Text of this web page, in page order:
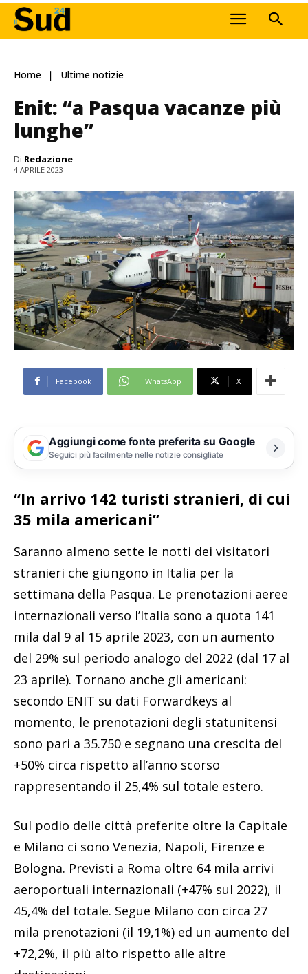
Home Ultime notizie
Enit: “a Pasqua vacanze più
lunghe”
Di Redazione
4 APRILE 2023
Facebook WhatsApp X
Aggiungi come fonte preferita su Google
Seguici più facilmente nelle notizie consigliate
“In arrivo 142 turisti stranieri, di cui
35 mila americani”
Saranno almeno sette le notti dei visitatori
stranieri che giungono in Italia per la
settimana della Pasqua. Le prenotazioni aeree
internazionali verso l’Italia sono a quota 141
mila dal 9 al 15 aprile 2023, con un aumento
del 29% sul periodo analogo del 2022 (dal 17 al
23 aprile). Tornano anche gli americani:
secondo ENIT su dati Forwardkeys al
momento, le prenotazioni degli statunitensi
sono pari a 35.750 e segnano una crescita del
+50% circa rispetto all’anno scorso
rappresentando il 25,4% sul totale estero.
Sul podio delle città preferite oltre la Capitale
e Milano ci sono Venezia, Napoli, Firenze e
Bologna. Previsti a Roma oltre 64 mila arrivi
aeroportuali internazionali (+47% sul 2022), il
45,4% del totale. Segue Milano con circa 27
mila prenotazioni (il 19,1%) ed un aumento del
+72,2%, il più alto rispetto alle altre